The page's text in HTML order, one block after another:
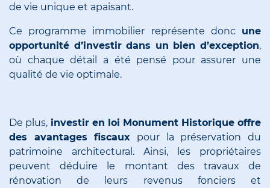
de vie unique et apaisant.
Ce programme immobilier représente donc une
opportunité d’investir dans un bien d’exception,
où chaque détail a été pensé pour assurer une
qualité de vie optimale.
De plus, investir en loi Monument Historique offre
des avantages fiscaux pour la préservation du
patrimoine architectural. Ainsi, les propriétaires
peuvent déduire le montant des travaux de
rénovation de leurs revenus fonciers et